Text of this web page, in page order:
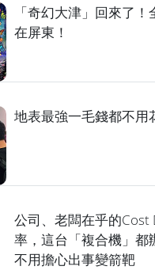
「奇幻大津」回來了
在屏東！
地表最強一毛錢都不用
公司、老闆在乎的Cost
率，這台「複合機」都
不用擔心出事變箭靶